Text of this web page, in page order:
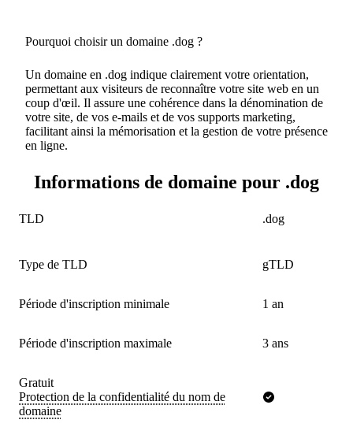
Pourquoi choisir un domaine .dog ?
Un domaine en .dog indique clairement votre orientation,
permettant aux visiteurs de reconnaître votre site web en un
coup d'œil. Il assure une cohérence dans la dénomination de
votre site, de vos e-mails et de vos supports marketing,
facilitant ainsi la mémorisation et la gestion de votre présence
en ligne.
Informations de domaine pour .dog
TLD .dog
Type de TLD gTLD
Période d'inscription minimale 1 an
Période d'inscription maximale 3 ans
Protection de la confidentialité du nom de
domaine
Gratuit